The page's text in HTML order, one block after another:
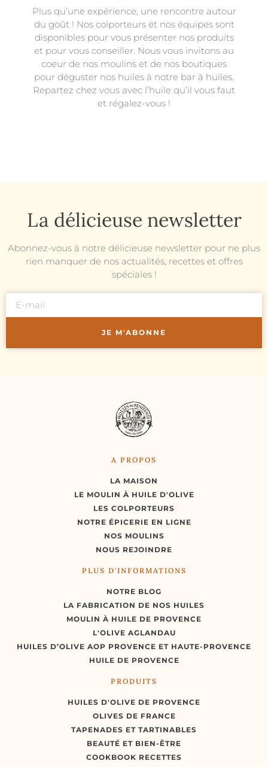
Plus qu’une expérience, une rencontre autour
du goût ! Nos colporteurs et nos équipes sont
disponibles pour vous présenter nos produits
et pour vous conseiller. Nous vous invitons au
coeur de nos moulins et de nos boutiques
pour déguster nos huiles à notre bar à huiles.
Repartez chez vous avec l’huile qu’il vous faut
et régalez-vous !
La délicieuse newsletter
Abonnez-vous à notre délicieuse newsletter pour ne plus
rien manquer de nos actualités, recettes et offres
spéciales !
JE M'ABONNE
A PROPOS
LA MAISON
LE MOULIN À HUILE D'OLIVE
LES COLPORTEURS
NOTRE ÉPICERIE EN LIGNE
NOS MOULINS
NOUS REJOINDRE
PLUS D'INFORMATIONS
NOTRE BLOG
LA FABRICATION DE NOS HUILES
MOULIN À HUILE DE PROVENCE
L'OLIVE AGLANDAU
HUILES D’OLIVE AOP PROVENCE ET HAUTE-PROVENCE
HUILE DE PROVENCE
PRODUITS
HUILES D'OLIVE DE PROVENCE
OLIVES DE FRANCE
TAPENADES ET TARTINABLES
BEAUTÉ ET BIEN-ÊTRE
COOKBOOK RECETTES